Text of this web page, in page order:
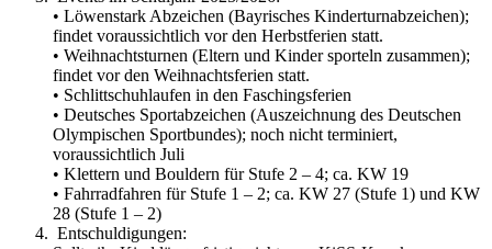
• Löwenstark Abzeichen (Bayrisches Kinderturnabzeichen);
findet voraussichtlich vor den Herbstferien statt.
• Weihnachtsturnen (Eltern und Kinder sporteln zusammen);
findet vor den Weihnachtsferien statt.
• Schlittschuhlaufen in den Faschingsferien
• Deutsches Sportabzeichen (Auszeichnung des Deutschen
Olympischen Sportbundes); noch nicht terminiert,
voraussichtlich Juli
• Klettern und Bouldern für Stufe 2 – 4; ca. KW 19
• Fahrradfahren für Stufe 1 – 2; ca. KW 27 (Stufe 1) und KW
28 (Stufe 1 – 2)
Entschuldigungen: